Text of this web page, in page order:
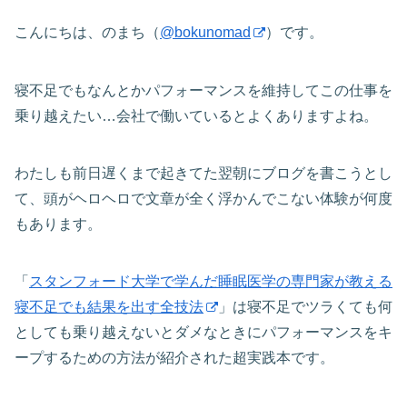
こんにちは、のまち（@bokunomad ）です。
寝不足でもなんとかパフォーマンスを維持してこの仕事を
乗り越えたい…会社で働いているとよくありますよね。
わたしも前日遅くまで起きてた翌朝にブログを書こうとし
て、頭がヘロヘロで文章が全く浮かんでこない体験が何度
もあります。
「 スタンフォード大学で学んだ睡眠医学の専門家が教える
寝不足でも結果を出す全技法
」は寝不足でツラくても何
としても乗り越えないとダメなときにパフォーマンスをキ
ープするための方法が紹介された超実践本です。